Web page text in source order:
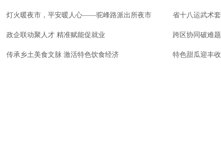
灯火暖夜市，平安暖人心——驼峰路派出所夜市 省十八运武术
政企联动聚人才 精准赋能促就业 跨区协同破难
传承乡土美食文脉 激活特色饮食经济 特色甜瓜迎丰